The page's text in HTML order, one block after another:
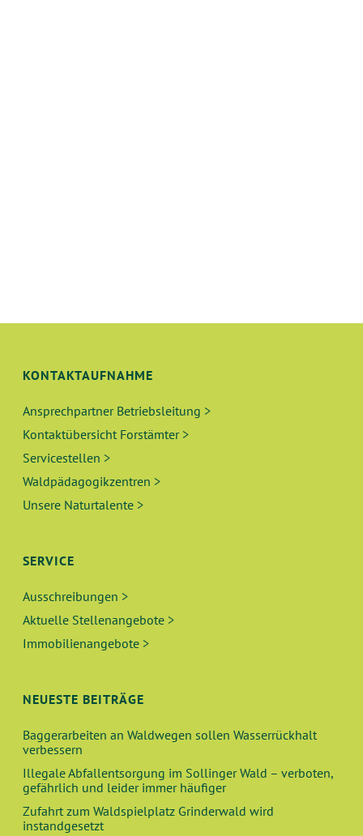
KONTAKTAUFNAHME
Ansprechpartner Betriebsleitung >
Kontaktübersicht Forstämter >
Servicestellen >
Waldpädagogikzentren >
Unsere Naturtalente >
SERVICE
Ausschreibungen >
Aktuelle Stellenangebote >
Immobilienangebote >
NEUESTE BEITRÄGE
Baggerarbeiten an Waldwegen sollen Wasserrückhalt
verbessern
Illegale Abfallentsorgung im Sollinger Wald – verboten,
gefährlich und leider immer häufiger
Zufahrt zum Waldspielplatz Grinderwald wird
instandgesetzt